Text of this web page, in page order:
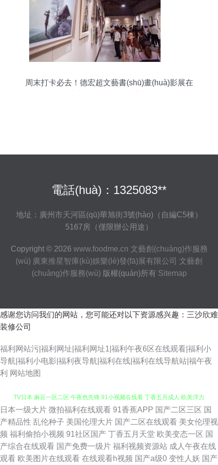
周末打卡必去！德宏超文藝書(shū)畫(huà)影展在
電話(huà)：1325083**
地址：廣州市天河區(qū)華旭街3號(hào)（自編C5棟）
5167房（僅限辦公用途）
Copyright © 2026 www.foodme.cn 文藝創(chuàng)作服務
(wù) 廣東推星智庫(kù)娛樂(lè)發(fā)展有限公司 文藝創
(chuàng)作服務(wù) 版權(quán)所有 Sitemap
感谢您访问我们的网站，您可能还对以下资源感兴趣：三沙欣难
装修公司
福利网站污|福利网址|福利网址1|福利午夜6区在线观看|福利小
导航|福利小电影|福利夜导航|福利在线|福利在线导航站|福午夜
利 网站地图
大香蕉伊人超碰 伊人色影院 91在线视频播放 久久入口91 日韩无码观 色中
TV日本 麻豆一区二区 午夜色先锋 91小视频在线看 丁香五月成人 欧美浮力
导航 一区一区一去二级 AV网址 韩国射无码 欧美入口一二三 五月天青青草
日本一级大片 微拍福利在线观看 91香蕉APP 国产二区三区 国
产精品性 乱伦种子 美国伦理大片 国产二区在线观看 美女伦理视
频 福利偷拍小视频 91社区国产 丁香五月天堂 欧美变态一区 国
产综合在线观看 国产免费一级片 福利视频资源站 成人午夜在线
观看 欧美图片在线观看 在线观看h视频 国产a级0 变性人妖 国产